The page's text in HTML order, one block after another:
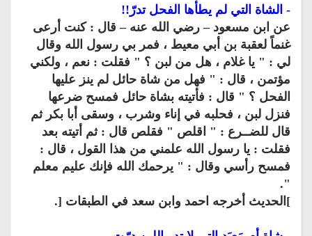
- الشاة التي لم يطأها الفحل تدرّ!!
عن ابن مسعود – رضي الله عنه – قال : كنت أرعى
غنماً لعقبة بن أبي معيط ، فمر بي رسول الله وقال
لي : " يا غلام ، هل من لبن ؟ " فقلت : نعم ، ولكني
مؤتمن ، قال : " فهل من شاة حائل لم ينز عليها
الفحل ؟ " قال : فأتيته بشاة حائل فمسح ضرعها
فنزل لبن ، فحلبه في إناء وشرب ، وسقى أبا بكر ثم
قال للضــرع : " اقلص " فقلص قال : ثم أتيته بعد
فقلت : يا رسول الله علمني من هذا القول ، قال :
فمسح رأسي وقال : " يرحمك الله فإنك عليم معلم
".
]الحديث أخرجه احمد وابن سعد في الطبقات [.